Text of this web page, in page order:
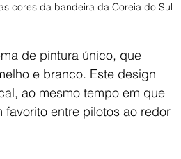
cores da bandeira da Coreia do Sul
de pintura único, que
e branco. Este design
ao mesmo tempo em que
entre pilotos ao redor